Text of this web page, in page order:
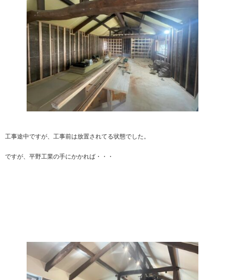
工事途中ですが、工事前は放置されてる状態でした。
ですが、平野工業の手にかかれば・・・